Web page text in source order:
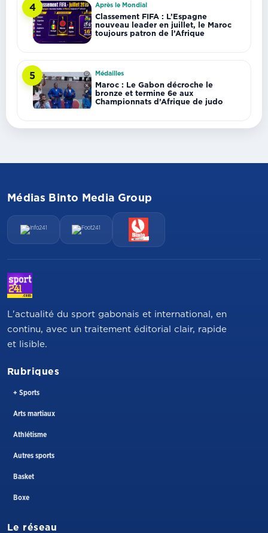
4 Après le Mondial
Classement FIFA : L’Espagne
nouveau leader en juillet, le Maroc
toujours patron de l’Afrique
5 Médailles
Maroc : Le Gabon décroche le
bronze et termine 6e aux
Championnats d’Afrique de judo
Médias Binto Media Group
L'actualité du sport gabonais et international, en
continu, avec un traitement éditorial clair, rapide
et lisible.
Rubriques
+ Sports
Arts martiaux
Athlétisme
Autres sports
Basket
Boxe
Le réseau